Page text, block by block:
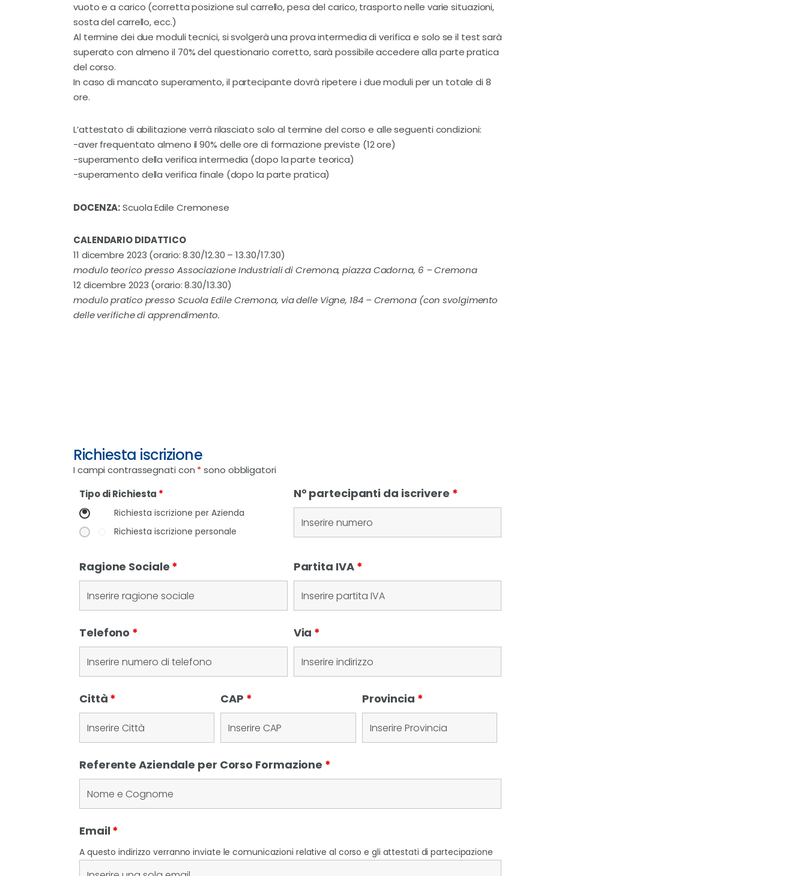
vuoto e a carico (corretta posizione sul carrello, pesa del carico, trasporto nelle varie situazioni,
sosta del carrello, ecc.)
Al termine dei due moduli tecnici, si svolgerà una prova intermedia di verifica e solo se il test sarà
superato con almeno il 70% del questionario corretto, sarà possibile accedere alla parte pratica
del corso.
In caso di mancato superamento, il partecipante dovrà ripetere i due moduli per un totale di 8
ore.
L’attestato di abilitazione verrà rilasciato solo al termine del corso e alle seguenti condizioni:
-aver frequentato almeno il 90% delle ore di formazione previste (12 ore)
-superamento della verifica intermedia (dopo la parte teorica)
-superamento della verifica finale (dopo la parte pratica)
DOCENZA:Scuola Edile Cremonese
CALENDARIO DIDATTICO
11 dicembre 2023 (orario: 8.30/12.30 – 13.30/17.30)
modulo teorico presso Associazione Industriali di Cremona, piazza Cadorna, 6 – Cremona
12 dicembre 2023 (orario: 8.30/13.30)
modulo pratico presso Scuola Edile Cremona, via delle Vigne, 184 – Cremona (con svolgimento
delle verifiche di apprendimento.
Richiesta iscrizione
I campi contrassegnati con *sono obbligatori
Tipo di Richiesta *
Richiesta iscrizione per Azienda
Richiesta iscrizione personale
N° partecipanti da iscrivere *
Ragione Sociale * Partita IVA *
Telefono * Via *
Città * CAP * Provincia *
Referente Aziendale per Corso Formazione *
Email *
A questo indirizzo verranno inviate le comunicazioni relative al corso e gli attestati di partecipazione